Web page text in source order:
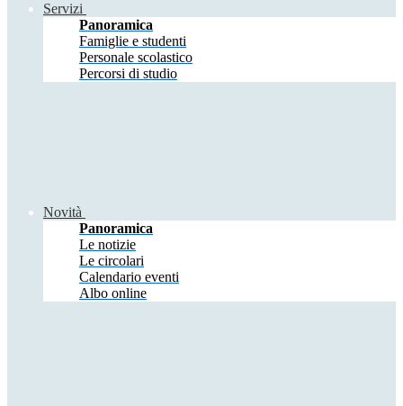
Servizi
Panoramica
Famiglie e studenti
Personale scolastico
Percorsi di studio
Novità
Panoramica
Le notizie
Le circolari
Calendario eventi
Albo online